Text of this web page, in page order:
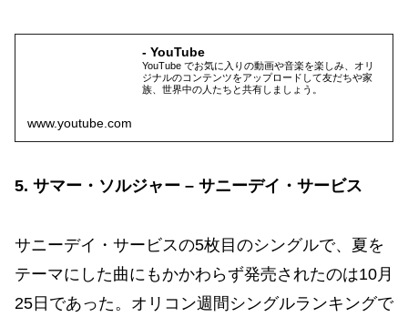
- YouTube
YouTube でお気に入りの動画や音楽を楽しみ、オリ
ジナルのコンテンツをアップロードして友だちや家
族、世界中の人たちと共有しましょう。
www.youtube.com
5. サマー・ソルジャー – サニーデイ・サービス
サニーデイ・サービスの5枚目のシングルで、夏を
テーマにした曲にもかかわらず発売されたのは10月
25日であった。オリコン週間シングルランキングで